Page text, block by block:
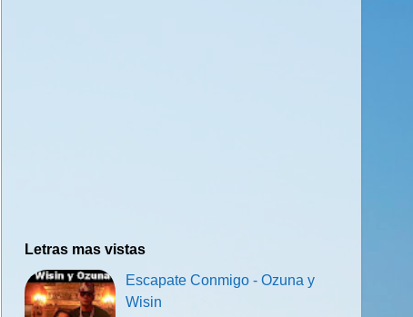
Letras mas vistas
Escapate Conmigo - Ozuna y
Wisin